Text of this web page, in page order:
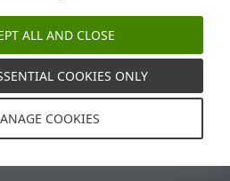
s
管理 Cookie
ALL AND CLOSE
COOKIES ONLY
COOKIES